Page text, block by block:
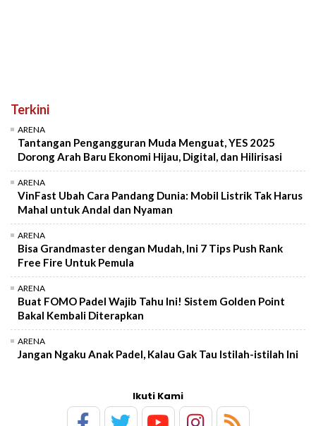
Terkini
ARENA
Tantangan Pengangguran Muda Menguat, YES 2025
Dorong Arah Baru Ekonomi Hijau, Digital, dan Hilirisasi
ARENA
VinFast Ubah Cara Pandang Dunia: Mobil Listrik Tak Harus
Mahal untuk Andal dan Nyaman
ARENA
Bisa Grandmaster dengan Mudah, Ini 7 Tips Push Rank
Free Fire Untuk Pemula
ARENA
Buat FOMO Padel Wajib Tahu Ini! Sistem Golden Point
Bakal Kembali Diterapkan
ARENA
Jangan Ngaku Anak Padel, Kalau Gak Tau Istilah-istilah Ini
Ikuti Kami